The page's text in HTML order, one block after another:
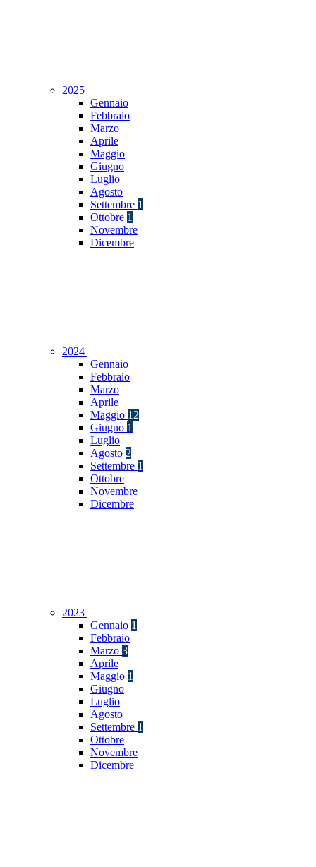
2025
Gennaio
Febbraio
Marzo
Aprile
Maggio
Giugno
Luglio
Agosto
Settembre 1
Ottobre 1
Novembre
Dicembre
2024
Gennaio
Febbraio
Marzo
Aprile
Maggio 12
Giugno 1
Luglio
Agosto 2
Settembre 1
Ottobre
Novembre
Dicembre
2023
Gennaio 1
Febbraio
Marzo 3
Aprile
Maggio 1
Giugno
Luglio
Agosto
Settembre 1
Ottobre
Novembre
Dicembre